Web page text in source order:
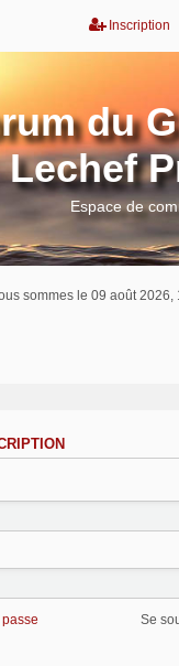
Inscription
du
Lechef
Espace de
sommes le 09 août 2026,
Se